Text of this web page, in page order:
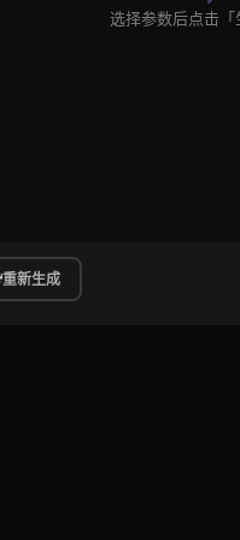
选择参数后点击「
重新生成